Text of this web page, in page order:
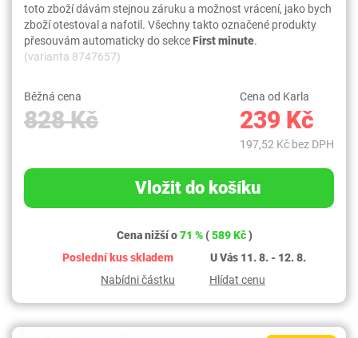
toto zboží dávám stejnou záruku a možnost vrácení, jako bych
zboží otestoval a nafotil. Všechny takto označené produkty
přesouvám automaticky do sekceFirst minute.
(varianta 8747657)
Běžná cena
828 Kč
Cena od Karla
239 Kč
197,52 Kč bez DPH
Vložit do košíku
Cena nižší o71 %(589 Kč)
Poslední kus skladem
U Vás 11. 8. - 12. 8.
Nabídni částku
Hlídat cenu